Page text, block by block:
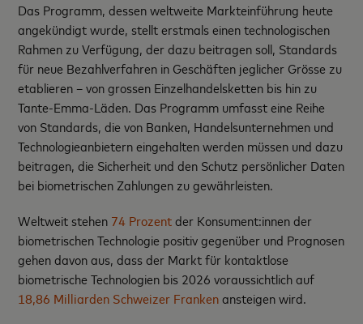
Das Programm, dessen weltweite Markteinführung heute
angekündigt wurde, stellt erstmals einen technologischen
Rahmen zu Verfügung, der dazu beitragen soll, Standards
für neue Bezahlverfahren in Geschäften jeglicher Grösse zu
etablieren – von grossen Einzelhandelsketten bis hin zu
Tante-Emma-Läden. Das Programm umfasst eine Reihe
von Standards, die von Banken, Handelsunternehmen und
Technologieanbietern eingehalten werden müssen und dazu
beitragen, die Sicherheit und den Schutz persönlicher Daten
bei biometrischen Zahlungen zu gewährleisten.
Weltweit stehen 74 Prozentder Konsument:innen der
biometrischen Technologie positiv gegenüber und Prognosen
gehen davon aus, dass der Markt für kontaktlose
biometrische Technologien bis 2026 voraussichtlich auf
18,86 Milliarden Schweizer Frankenansteigen wird.